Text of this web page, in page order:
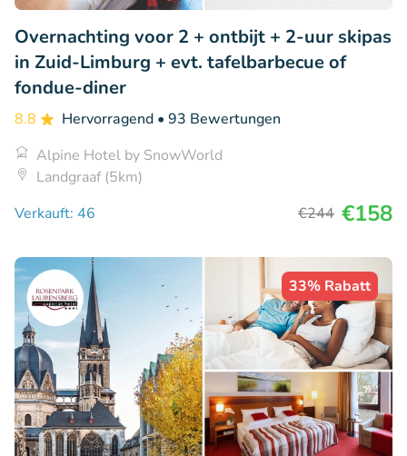
Overnachting voor 2 + ontbijt + 2-uur skipas
in Zuid-Limburg + evt. tafelbarbecue of
fondue-diner
8.8 Hervorragend • 93 Bewertungen
Alpine Hotel by SnowWorld
Landgraaf (5km)
Verkauft: 46
€244 €158
33% Rabatt